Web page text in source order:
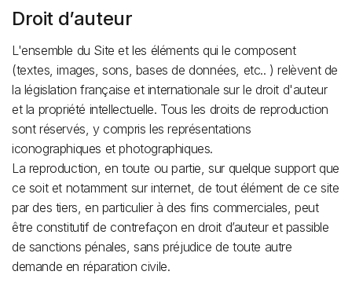
Droit d’auteur
L'ensemble du Site et les éléments qui le composent
(textes, images, sons, bases de données, etc.. ) relèvent de
la législation française et internationale sur le droit d'auteur
et la propriété intellectuelle. Tous les droits de reproduction
sont réservés, y compris les représentations
iconographiques et photographiques.
La reproduction, en toute ou partie, sur quelque support que
ce soit et notamment sur internet, de tout élément de ce site
par des tiers, en particulier à des fins commerciales, peut
être constitutif de contrefaçon en droit d’auteur et passible
de sanctions pénales, sans préjudice de toute autre
demande en réparation civile.